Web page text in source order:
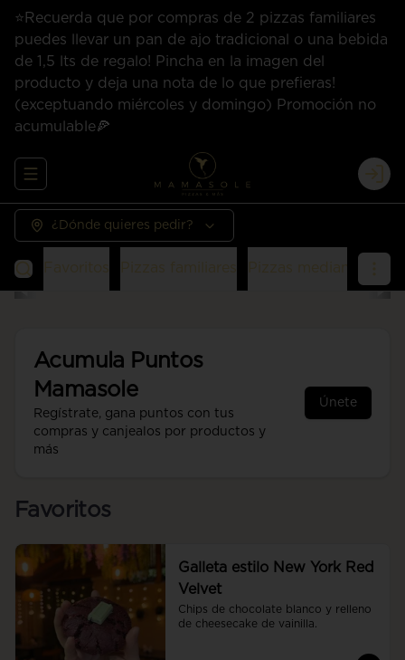
⭐Recuerda que por compras de 2 pizzas familiares
puedes llevar un pan de ajo tradicional o una bebida
de 1,5 lts de regalo! Pincha en la imagen del
producto y deja una nota de lo que prefieras!
(exceptuando miércoles y domingo) Promoción no
acumulable🍕
Abrir menu de navegación
¿Dónde quieres pedir?
Acumula Puntos
Mamasole
Regístrate, gana puntos con tus
compras y canjealos por productos y
más
Únete
Favoritos
Galleta estilo New York Red
Velvet
Chips de chocolate blanco y relleno
de cheesecake de vainilla.